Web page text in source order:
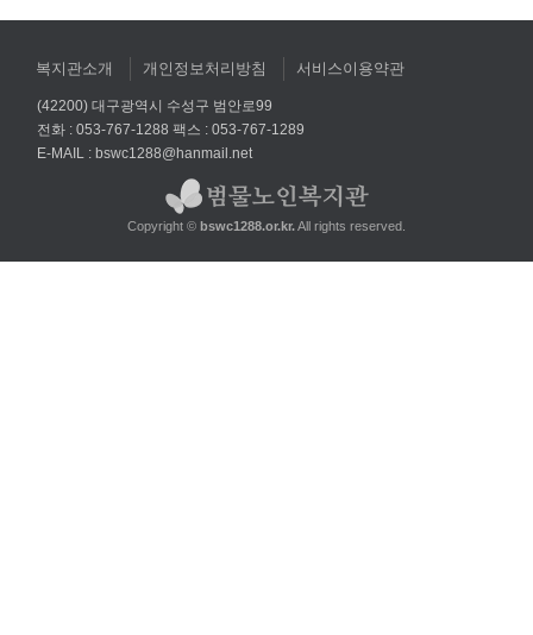
복지관소개 개인정보처리방침 서비스이용약관
(42200) 대구광역시 수성구 범안로99
전화 : 053-767-1288 팩스 : 053-767-1289
E-MAIL : bswc1288@hanmail.net
Copyright © bswc1288.or.kr.All rights reserved.